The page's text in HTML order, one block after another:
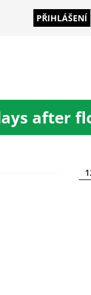
PŘIHLÁŠENÍ
after